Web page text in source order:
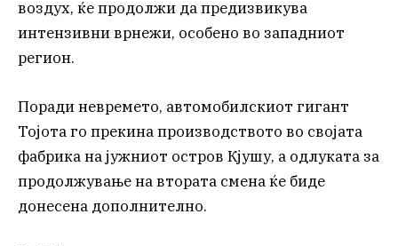
воздух, ќе продолжи да предизвикува
интензивни врнежи, особено во западниот
регион.
Поради невремето, автомобилскиот гигант
Тојота го прекина производството во својата
фабрика на јужниот остров Кјушу, а одлуката за
продолжување на втората смена ќе биде
донесена дополнително.